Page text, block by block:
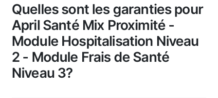
Quelles sont les garanties pour
April Santé Mix Proximité -
Module Hospitalisation Niveau
2 - Module Frais de Santé
Niveau 3?